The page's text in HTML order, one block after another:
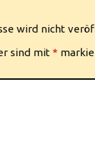
wird nicht
sind mit *